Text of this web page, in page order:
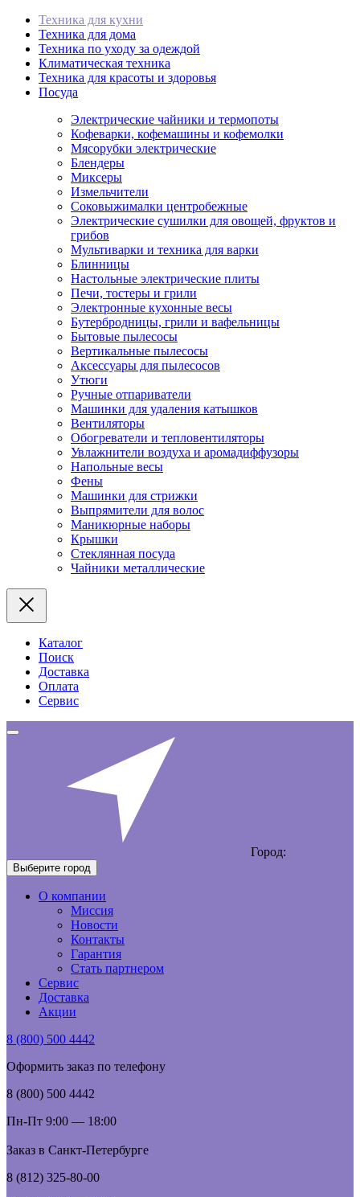
Техника для кухни
Техника для дома
Техника по уходу за одеждой
Климатическая техника
Техника для красоты и здоровья
Посуда
Электрические чайники и термопоты
Кофеварки, кофемашины и кофемолки
Мясорубки электрические
Блендеры
Миксеры
Измельчители
Соковыжималки центробежные
Электрические сушилки для овощей, фруктов и
грибов
Мультиварки и техника для варки
Блинницы
Настольные электрические плиты
Печи, тостеры и грили
Электронные кухонные весы
Бутербродницы, грили и вафельницы
Бытовые пылесосы
Вертикальные пылесосы
Аксессуары для пылесосов
Утюги
Ручные отпариватели
Машинки для удаления катышков
Вентиляторы
Обогреватели и тепловентиляторы
Увлажнители воздуха и аромадиффузоры
Напольные весы
Фены
Машинки для стрижки
Выпрямители для волос
Маникюрные наборы
Крышки
Стеклянная посуда
Чайники металлические
Каталог
Поиск
Доставка
Оплата
Сервис
Город:
Выберите город
О компании
Миссия
Новости
Контакты
Гарантия
Стать партнером
Сервис
Доставка
Акции
8 (800) 500 4442
Оформить заказ по телефону
8 (800) 500 4442
Пн-Пт 9:00 — 18:00
Заказ в Санкт-Петербурге
8 (812) 325-80-00